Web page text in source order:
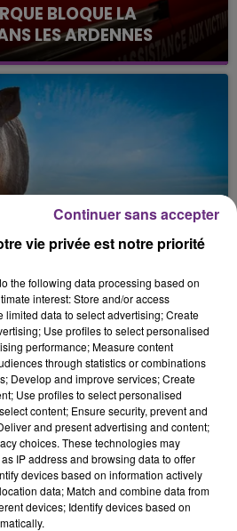
BLOQUE LA
LES ARDENNES
s'est déclaré ce mercredi en
END
WOINIC
un grand jour :
gros sanglier du monde.
et vous êtes tous
10h44
10h44
vie privée est notre priorité
the following data processing based on
interest: Store and/or access
limited data to select advertising; Create
Use profiles to select personalised
performance; Measure content
through statistics or combinations
Develop and improve services; Create
Use profiles to select personalised
content; Ensure security, prevent and
and present advertising and content;
choices. These technologies may
IP address and browsing data to offer
devices based on information actively
data; Match and combine data from
devices; Identify devices based on
Continuer sans accepter